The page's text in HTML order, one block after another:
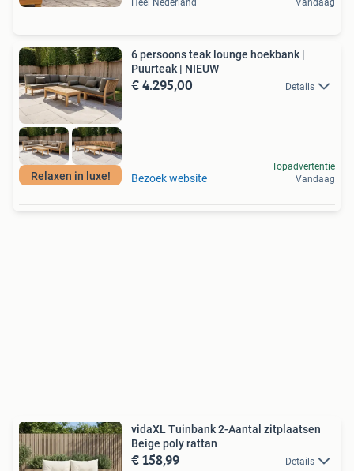
Relaxen in luxe!
6 persoons teak lounge hoekbank |
Puurteak | NIEUW
€ 4.295,00 Details
Bezoek website
Topadvertentie
Vandaag
vidaXL Tuinbank 2-Aantal zitplaatsen
Beige poly rattan
€ 158,99 Details